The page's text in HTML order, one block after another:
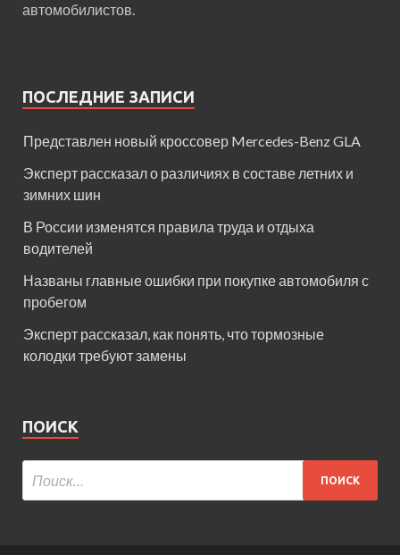
автомобилистов.
ПОСЛЕДНИЕ ЗАПИСИ
Представлен новый кроссовер Mercedes-Benz GLA
Эксперт рассказал о различиях в составе летних и
зимних шин
В России изменятся правила труда и отдыха
водителей
Названы главные ошибки при покупке автомобиля с
пробегом
Эксперт рассказал, как понять, что тормозные
колодки требуют замены
ПОИСК